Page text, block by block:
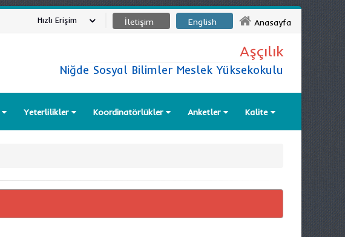
Anasayfa
English
İletişim
Hızlı Erişim
Aşçılık
Niğde Sosyal Bilimler Meslek Yüksekokulu
Yeterlilikler Koordinatörlükler Anketler Kalite